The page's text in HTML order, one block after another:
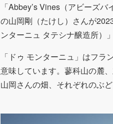
「Abbey’s Vines（アビーズ
の山岡剛（たけし）さんが
ンターニュ タテシナ醸造所）
「ドゥ モンターニュ」はフ
意味しています。蓼科山の麓
山岡さんの畑、それぞれのぶ